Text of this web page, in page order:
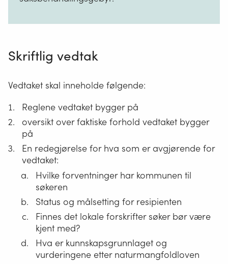
Skriftlig vedtak
Vedtaket skal inneholde følgende:
Reglene vedtaket bygger på
oversikt over faktiske forhold vedtaket bygger
på
En redegjørelse for hva som er avgjørende for
vedtaket:
Hvilke forventninger har kommunen til
søkeren
Status og målsetting for resipienten
Finnes det lokale forskrifter søker bør være
kjent med?
Hva er kunnskapsgrunnlaget og
vurderingene etter naturmangfoldloven